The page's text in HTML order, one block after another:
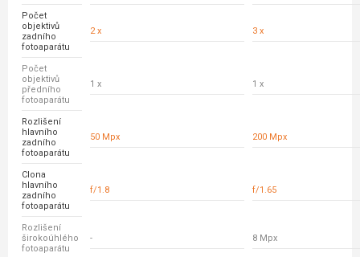
Počet
objektivů
zadního
fotoaparátu
2 x 3 x
Počet
objektivů
předního
fotoaparátu
1 x 1 x
Rozlišení
hlavního
zadního
fotoaparátu
50 Mpx 200 Mpx
Clona
hlavního
zadního
fotoaparátu
f/1.8 f/1.65
Rozlišení
širokoúhlého
fotoaparátu
- 8 Mpx